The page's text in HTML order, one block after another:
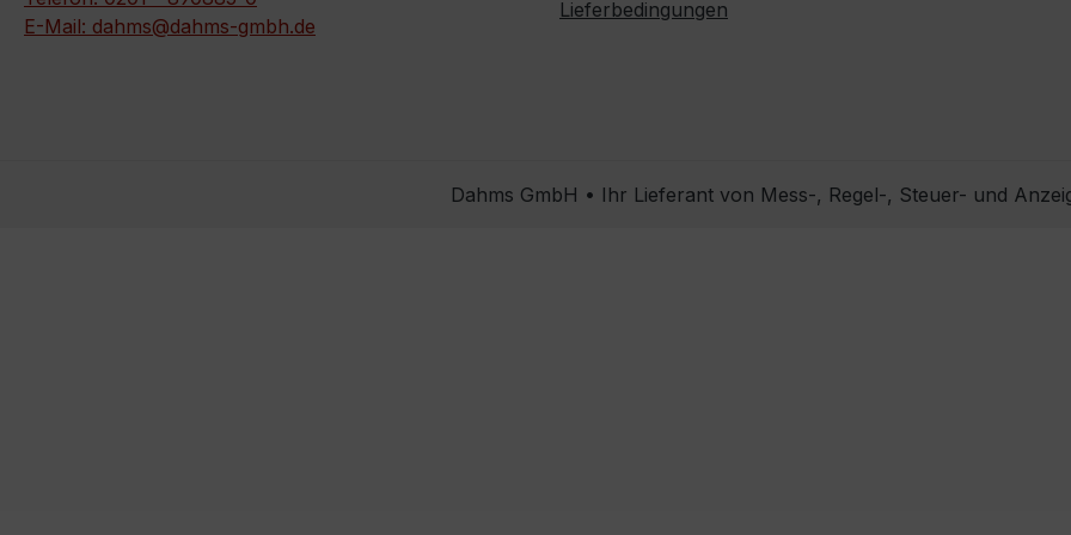
E-Mail: dahms@dahms-gmbh.de
Lieferbedingungen
Dahms GmbH • Ihr Lieferant von Mess-, Regel-, Steuer- und